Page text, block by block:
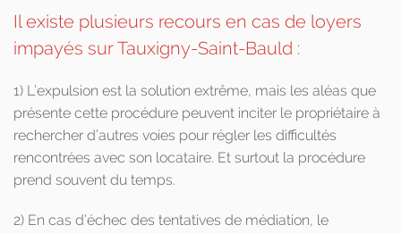
Il existe plusieurs recours en cas de loyers
impayés sur Tauxigny-Saint-Bauld :
1) L’expulsion est la solution extrême, mais les aléas que
présente cette procédure peuvent inciter le propriétaire à
rechercher d’autres voies pour régler les difficultés
rencontrées avec son locataire. Et surtout la procédure
prend souvent du temps.
2) En cas d’échec des tentatives de médiation, le